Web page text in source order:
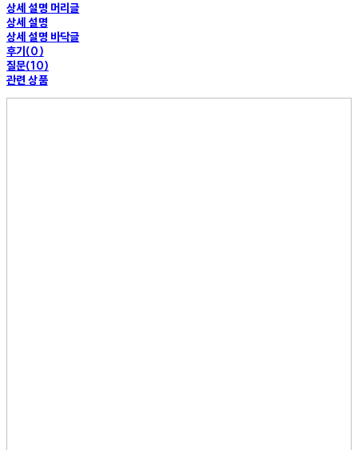
상세 설명 머리글
상세 설명
상세 설명 바닥글
후기(0)
질문(10)
관련 상품